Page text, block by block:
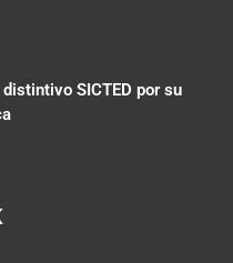
SICTED por su